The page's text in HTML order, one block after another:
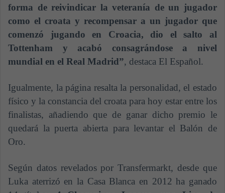
forma de reivindicar la veteranía de un jugador
como el croata y recompensar a un jugador que
comenzó jugando en Croacia, dio el salto al
Tottenham y acabó consagrándose a nivel
mundial en el Real Madrid”, destaca El Español.
Igualmente, la página resalta la personalidad, el estado
físico y la constancia del croata para hoy estar entre los
finalistas, añadiendo que de ganar dicho premio le
quedará la puerta abierta para levantar el Balón de
Oro.
Según datos revelados por Transfermarkt, desde que
Luka aterrizó en la Casa Blanca en 2012 ha ganado